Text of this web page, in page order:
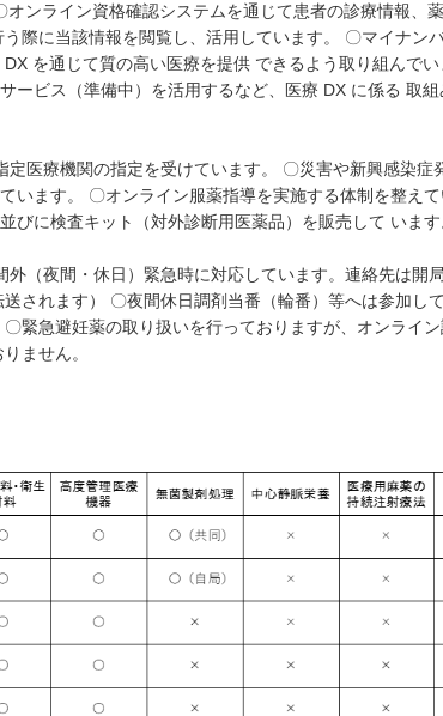
ンライン資格確認システムを通じて患者の診療情報、
際に当該情報を閲覧し、活用しています。 〇マイナン
を通じて質の高い医療を提供 できるよう取り組んで
ービス（準備中）を活用するなど、医療 DX に係る 取組
医療機関の指定を受けています。 〇災害や新興感染症
います。 〇オンライン服薬指導を実施する体制を整え
びに検査キット（対外診断用医薬品）を販売して います
（夜間・休日）緊急時に対応しています。連絡先は開
されます） 〇夜間休日調剤当番（輪番）等へは参加して
緊急避妊薬の取り扱いを行っておりますが、オンライン
ません。